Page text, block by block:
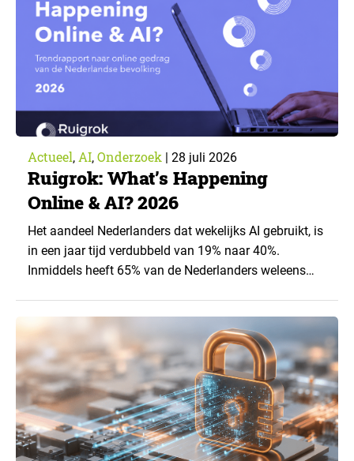
Actueel, AI, Onderzoek | 28 juli 2026
Ruigrok: What’s Happening
Online & AI? 2026
Het aandeel Nederlanders dat wekelijks AI gebruikt, is
in een jaar tijd verdubbeld van 19% naar 40%.
Inmiddels heeft 65% van de Nederlanders weleens
van What’s Happening Online & AI? 2026, het
jaarlijkse trendrapport van Ruigrok onderzoek &
advies over…